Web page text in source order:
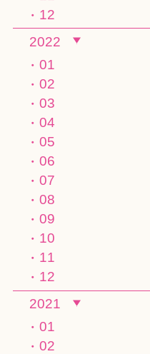
12
2022
01
02
03
04
05
06
07
08
09
10
11
12
2021
01
02